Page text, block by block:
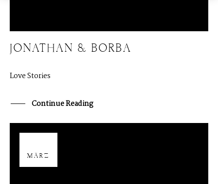
JONATHAN & BORBA
Love Stories
Continue Reading
MÄRZ